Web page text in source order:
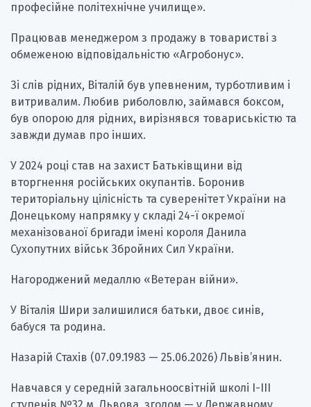
професійне політехнічне училище».
Працював менеджером з продажу в товаристві з
обмеженою відповідальністю «Агробонус».
Зі слів рідних, Віталій був упевненим, турботливим і
витривалим. Любив риболовлю, займався боксом,
був опорою для рідних, вирізнявся товариськістю та
завжди думав про інших.
У 2024 році став на захист Батьківщини від
вторгнення російських окупантів. Боронив
територіальну цілісність та суверенітет України на
Донецькому напрямку у складі 24-ї окремої
механізованої бригади імені короля Данила
Сухопутних військ Збройних Сил України.
Нагороджений медаллю «Ветеран війни».
У Віталія Шири залишилися батьки, двоє синів,
бабуся та родина.
Назарій Стахів (07.09.1983 — 25.06.2026) Львів’янин.
Навчався у середній загальноосвітній школі І-ІІІ